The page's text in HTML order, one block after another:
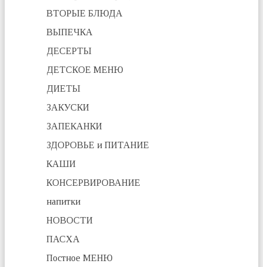
ВТОРЫЕ БЛЮДА
ВЫПЕЧКА
ДЕСЕРТЫ
ДЕТСКОЕ МЕНЮ
ДИЕТЫ
ЗАКУСКИ
ЗАПЕКАНКИ
ЗДОРОВЬЕ и ПИТАНИЕ
КАШИ
КОНСЕРВИРОВАНИЕ
напитки
НОВОСТИ
ПАСХА
Постное МЕНЮ